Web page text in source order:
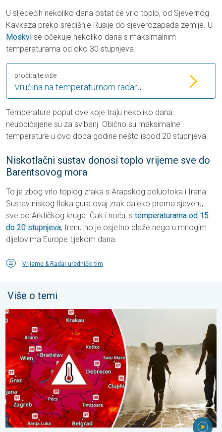
U sljedećih nekoliko dana ostat će vrlo toplo, od Sjevernog
Kavkaza preko središnje Rusije do sjeverozapada zemlje. U
Moskvi se očekuje nekoliko dana s maksimalnim
temperaturama od oko 30 stupnjeva.
Vrućina na temperaturnom radaru
pročitajte više
Temperature poput ove koje traju nekoliko dana
neuobičajene su za svibanj. Obično su maksimalne
temperature u ovo doba godine nešto ispod 20 stupnjeva.
Niskotlačni sustav donosi toplo vrijeme sve do
Barentsovog mora
To je zbog vrlo toplog zraka s Arapskog poluotoka i Irana.
Sustav niskog tlaka gura ovaj zrak daleko prema sjeveru,
sve do Arktičkog kruga. Čak i noću, s temperaturama od 15
do 20 stupnjeva, trenutno je osjetno blaže nego u mnogim
dijelovima Europe tijekom dana.
Vrijeme & Radar urednički tim
Više o temi
Ekstremne vrućine u istočnoj Europi. Temperature iznad